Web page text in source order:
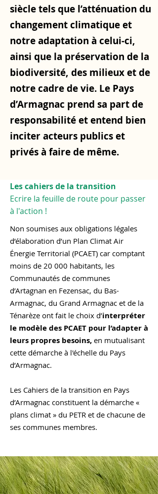
siècle tels que l’atténuation du
changement climatique et
notre adaptation à celui-ci,
ainsi que la préservation de la
biodiversité, des milieux et de
notre cadre de vie. Le Pays
d’Armagnac prend sa part de
responsabilité et entend bien
inciter acteurs publics et
privés à faire de même.
Les cahiers de la transition
Ecrire la feuille de route pour passer
à l'action !
Non soumises aux obligations légales
d’élaboration d’un Plan Climat Air
Énergie Territorial (PCAET) car comptant
moins de 20 000 habitants, les
Communautés de communes
d’Artagnan en Fezensac, du Bas-
Armagnac, du Grand Armagnac et de la
Ténarèze ont fait le choix d’interpréter
le modèle des PCAET pour l’adapter à
leurs propres besoins, en mutualisant
cette démarche à l'échelle du Pays
d’Armagnac.
Les Cahiers de la transition en Pays
d’Armagnac constituent la démarche «
plans climat » du PETR et de chacune de
ses communes membres.